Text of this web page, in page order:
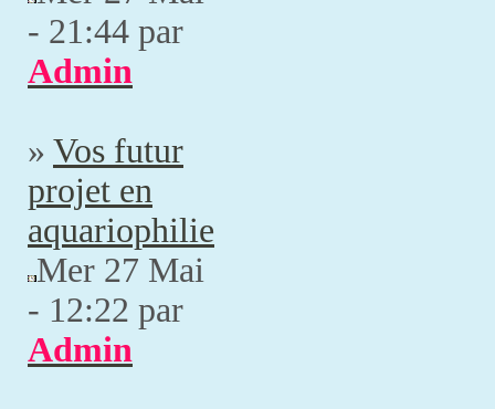
- 21:44 par
Admin
» Vos futur
projet en
aquariophilie
Mer 27 Mai
- 12:22 par
Admin